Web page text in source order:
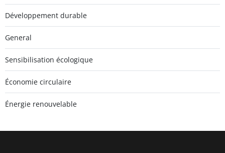
Développement durable
General
Sensibilisation écologique
Économie circulaire
Énergie renouvelable